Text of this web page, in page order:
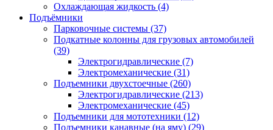
Охлаждающая жидкость (4)
Подъёмники
Парковочные системы (37)
Подкатные колонны для грузовых автомобилей
(39)
Электрогидравлические (7)
Электромеханические (31)
Подъемники двухстоечные (260)
Электрогидравлические (213)
Электромеханические (45)
Подъемники для мототехники (12)
Подъемники канавные (на яму) (29)